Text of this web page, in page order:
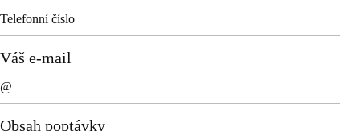
Váš e-mail
Obsah poptávky